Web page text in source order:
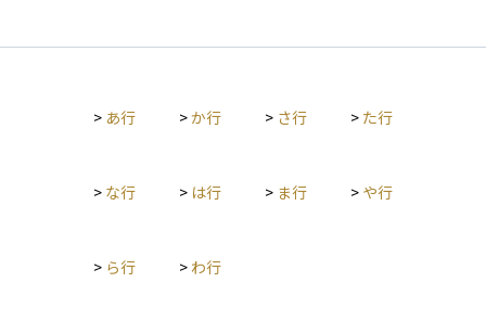
> あ行 >か行 > さ行 > た行
> な行 > は行 > ま行 > や行
> ら行 > わ行